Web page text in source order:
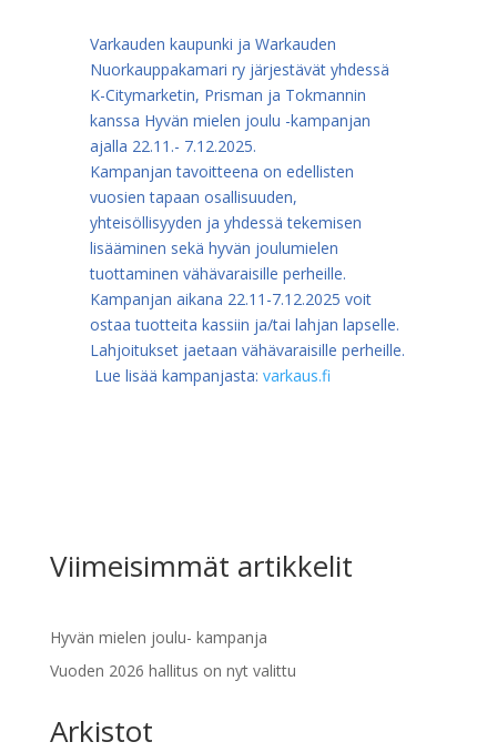
Varkauden kaupunki ja Warkauden
Nuorkauppakamari ry järjestävät yhdessä
K-Citymarketin, Prisman ja Tokmannin
kanssa Hyvän mielen joulu -kampanjan
ajalla 22.11.- 7.12.2025.
Kampanjan tavoitteena on edellisten
vuosien tapaan osallisuuden,
yhteisöllisyyden ja yhdessä tekemisen
lisääminen sekä hyvän joulumielen
tuottaminen vähävaraisille perheille.
Kampanjan aikana 22.11-7.12.2025 voit
ostaa tuotteita kassiin ja/tai lahjan lapselle.
Lahjoitukset jaetaan vähävaraisille perheille.
Lue lisää kampanjasta: varkaus.fi
Viimeisimmät artikkelit
Hyvän mielen joulu- kampanja
Vuoden 2026 hallitus on nyt valittu
Arkistot